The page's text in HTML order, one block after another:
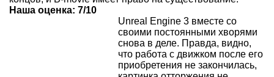
Наша оценка: 7/10
Unreal Engine 3 вместе со
своими постоянными хворями
снова в деле. Правда, видно,
что работа с движком после его
приобретения не закончилась,